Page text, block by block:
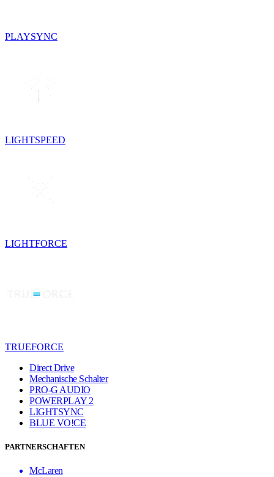
PLAYSYNC
LIGHTSPEED
LIGHTFORCE
TRUEFORCE
Direct Drive
Mechanische Schalter
PRO-G AUDIO
POWERPLAY 2
LIGHTSYNC
BLUE VO!CE
PARTNERSCHAFTEN
McLaren